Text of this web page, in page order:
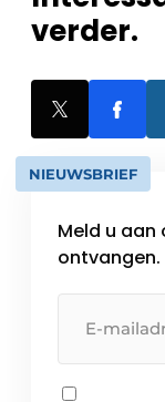
verder.
NIEUWSBRIEF
Meld u
ontvangen.